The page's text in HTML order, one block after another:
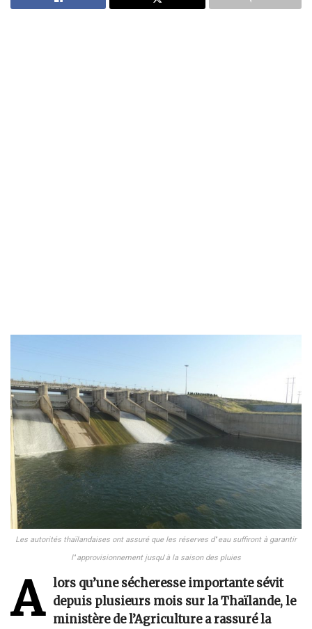
Les autorités thaïlandaises ont assuré que les réserves d’’eau suffiront à garantir
l’’approvisionnement jusqu’à la saison des pluies
A
lors qu’une sécheresse importante sévit
depuis plusieurs mois sur la Thaïlande, le
ministère de l’Agriculture a rassuré la